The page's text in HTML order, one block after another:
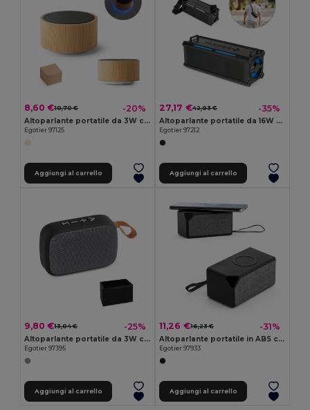
8,60 €10,70 € -20%
Altoparlante portatile da 3W con autonomia di 2 ore in bambù e ABS
Egotier 97125
Aggiungi al carrello
27,17 €42,03 € -35%
Altoparlante portatile da 16W con 6 ore di autonomia in ABS
Egotier 97212
Aggiungi al carrello
9,80 €13,04 € -25%
Altoparlante portatile da 3W con autonomia di 2h in poliestere e ABS
Egotier 97395
Aggiungi al carrello
11,26 €16,23 € -31%
Altoparlante portatile in ABS con caricatore wireless
Egotier 97933
Aggiungi al carrello